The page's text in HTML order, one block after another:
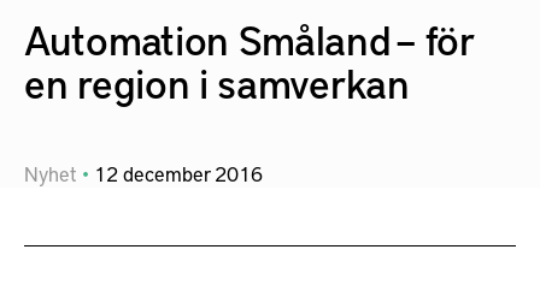
Automation Småland – för
en region i samverkan
Nyhet 12december 2016